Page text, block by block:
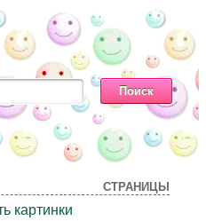
СТРАНИЦЫ
картинки